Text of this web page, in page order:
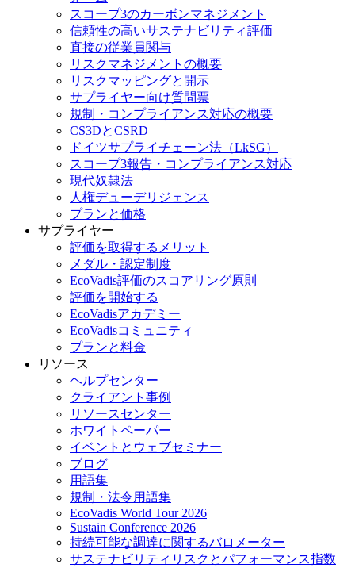
スコープ3のカーボンマネジメント
信頼性の高いサステナビリティ評価
直接の従業員関与
リスクマネジメントの概要
リスクマッピングと開示
サプライヤー向け質問票
規制・コンプライアンス対応の概要
CS3DとCSRD
ドイツサプライチェーン法（LkSG）
スコープ3報告・コンプライアンス対応
現代奴隷法
人権デューデリジェンス
プランと価格
サプライヤー
評価を取得するメリット
メダル・認定制度
EcoVadis評価のスコアリング原則
評価を開始する
EcoVadisアカデミー
EcoVadisコミュニティ
プランと料金
リソース
ヘルプセンター
クライアント事例
リソースセンター
ホワイトペーパー
イベントとウェブセミナー
ブログ
用語集
規制・法令用語集
EcoVadis World Tour 2026
Sustain Conference 2026
持続可能な調達に関するバロメーター
サステナビリティリスクとパフォーマンス指数